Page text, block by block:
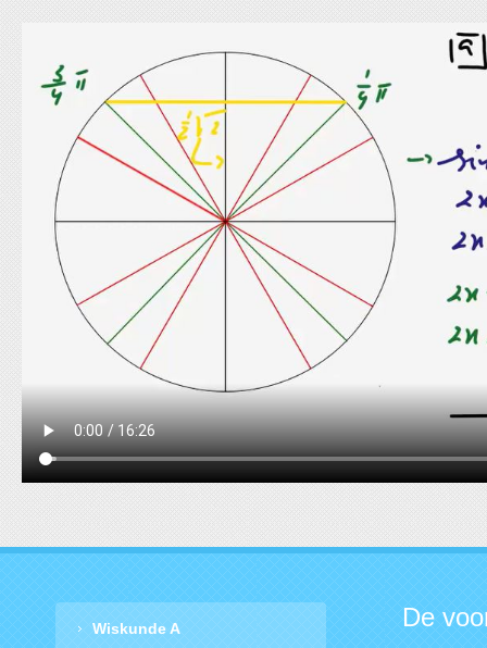
Wiskunde A De